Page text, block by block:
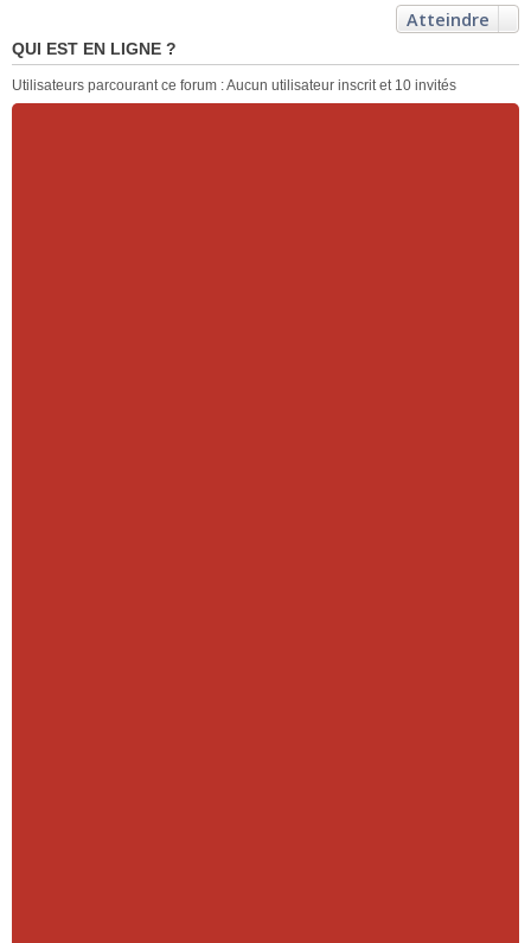
Atteindre
QUI EST EN LIGNE ?
Utilisateurs parcourant ce forum : Aucun utilisateur inscrit et 10 invités